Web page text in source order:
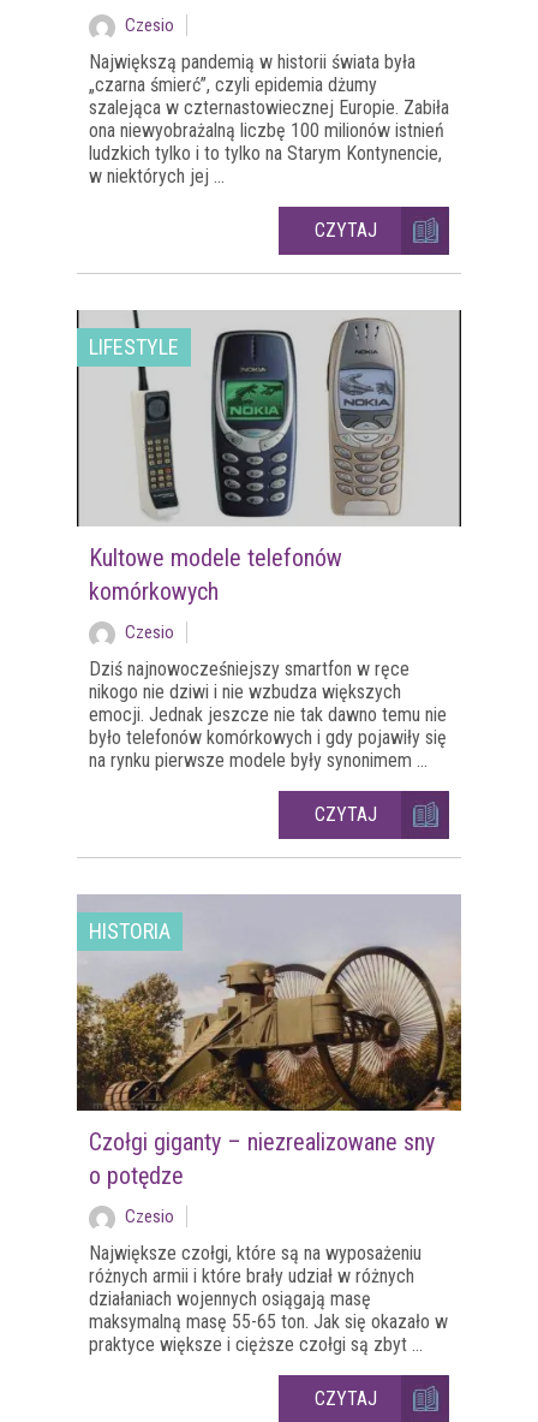
Czesio
Największą pandemią w historii świata była
„czarna śmierć”, czyli epidemia dżumy
szalejąca w czternastowiecznej Europie. Zabiła
ona niewyobrażalną liczbę 100 milionów istnień
ludzkich tylko i to tylko na Starym Kontynencie,
w niektórych jej ...
CZYTAJ
LIFESTYLE
Kultowe modele telefonów
komórkowych
Czesio
Dziś najnowocześniejszy smartfon w ręce
nikogo nie dziwi i nie wzbudza większych
emocji. Jednak jeszcze nie tak dawno temu nie
było telefonów komórkowych i gdy pojawiły się
na rynku pierwsze modele były synonimem ...
CZYTAJ
HISTORIA
Czołgi giganty – niezrealizowane sny
o potędze
Czesio
Największe czołgi, które są na wyposażeniu
różnych armii i które brały udział w różnych
działaniach wojennych osiągają masę
maksymalną masę 55-65 ton. Jak się okazało w
praktyce większe i cięższe czołgi są zbyt ...
CZYTAJ